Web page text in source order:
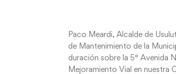
Paco Meardi, Alcalde de
de Mantenimiento de la
duración sobre la 5° Avenida
Mejoramiento Vial en nuestra